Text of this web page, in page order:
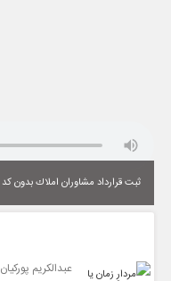
ثبت قرارداد مشاوران املاك
عبدالکریم پورکیان